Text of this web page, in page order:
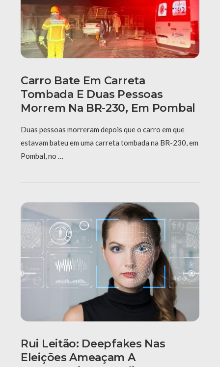
Carro Bate Em Carreta
Tombada E Duas Pessoas
Morrem Na BR-230, Em Pombal
Duas pessoas morreram depois que o carro em que
estavam bateu em uma carreta tombada na BR-230, em
Pombal, no …
Rui Leitão: Deepfakes Nas
Eleições Ameaçam A